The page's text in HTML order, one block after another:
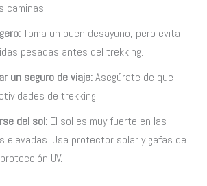
caminas.
Toma un buen desayuno, pero evita
pesadas antes del trekking.
un seguro de viaje:Asegúrate de que
de trekking.
del sol:El sol es muy fuerte en las
elevadas. Usa protector solar y gafas de
UV.